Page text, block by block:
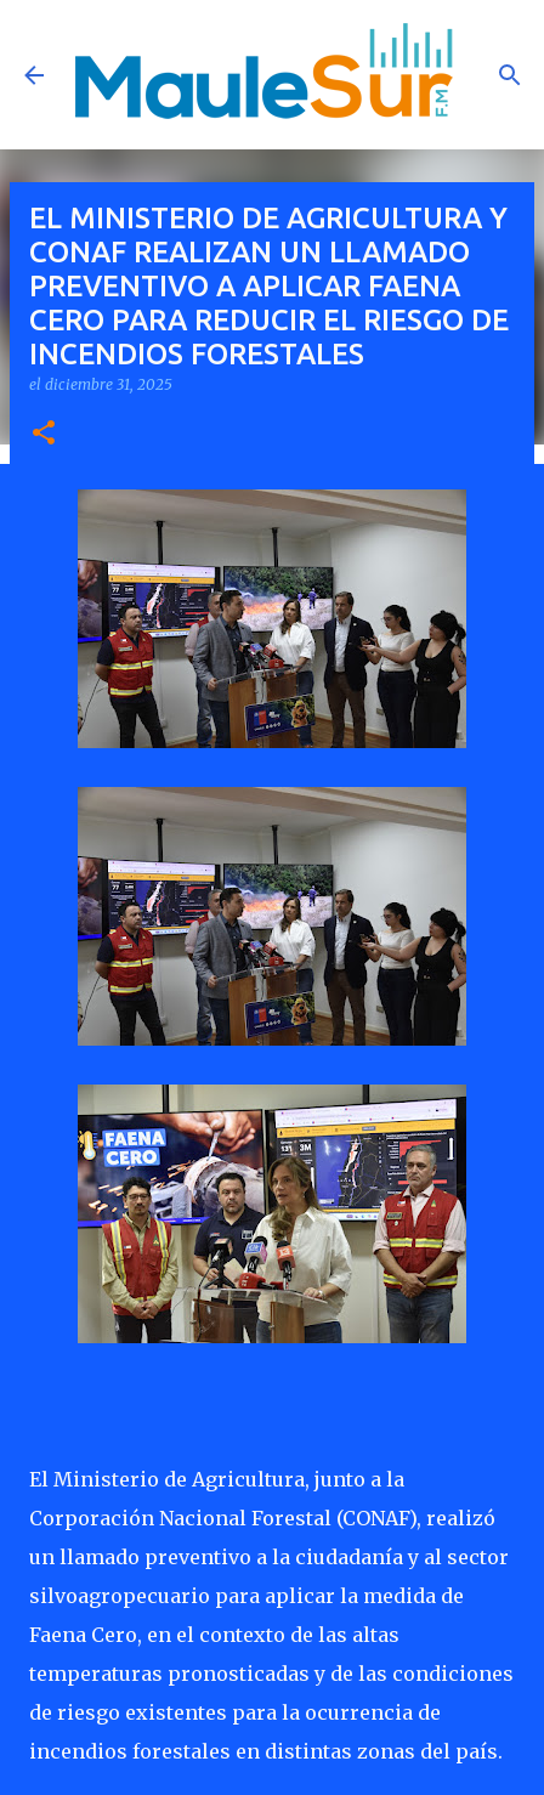
Ir al contenido principal
EL MINISTERIO DE AGRICULTURA Y
CONAF REALIZAN UN LLAMADO
PREVENTIVO A APLICAR FAENA
CERO PARA REDUCIR EL RIESGO DE
INCENDIOS FORESTALES
el diciembre 31, 2025
El Ministerio de Agricultura, junto a la
Corporación Nacional Forestal (CONAF), realizó
un llamado preventivo a la ciudadanía y al sector
silvoagropecuario para aplicar la medida de
Faena Cero, en el contexto de las altas
temperaturas pronosticadas y de las condiciones
de riesgo existentes para la ocurrencia de
incendios forestales en distintas zonas del país.